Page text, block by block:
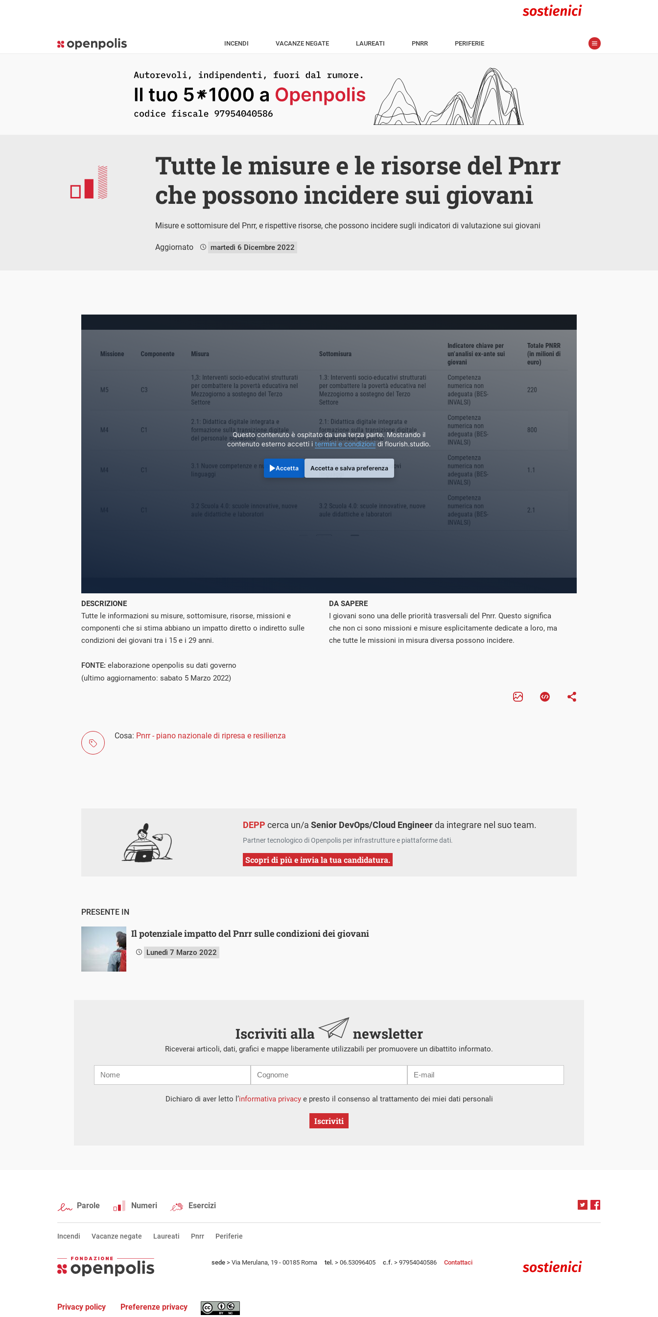
INCENDI VACANZE NEGATE LAUREATI PNRR PERIFERIE
Tutte le misure e le risorse del Pnrr
che possono incidere sui giovani
Misure e sottomisure del Pnrr, e rispettive risorse, che possono incidere sugli indicatori di valutazione sui giovani
Aggiornato martedì 6 Dicembre 2022
Questo contenuto è ospitato da una terza parte. Mostrando il
contenuto esterno accetti i termini e condizioni di flourish.studio.
Accetta Accetta e salva preferenza
DESCRIZIONE
Tutte le informazioni su misure, sottomisure, risorse, missioni e
componenti che si stima abbiano un impatto diretto o indiretto sulle
condizioni dei giovani tra i 15 e i 29 anni.
DA SAPERE
I giovani sono una delle priorità trasversali del Pnrr. Questo significa
che non ci sono missioni e misure esplicitamente dedicate a loro, ma
che tutte le missioni in misura diversa possono incidere.
FONTE: elaborazione openpolis su dati governo
(ultimo aggiornamento: sabato 5 Marzo 2022)
Cosa: Pnrr - piano nazionale di ripresa e resilienza
DEPP cerca un/aSenior DevOps/Cloud Engineerda integrare nel suo team.
Partner tecnologico di Openpolis per infrastrutture e piattaforme dati.
Scopri di più e invia la tua candidatura.
PRESENTE IN
Il potenziale impatto del Pnrr sulle condizioni dei giovani
Lunedì 7 Marzo 2022
Iscriviti alla newsletter
Riceverai articoli, dati, grafici e mappe liberamente utilizzabili per promuovere un dibattito informato.
mail
Dichiaro di aver letto l’informativa privacye presto il consenso al trattamento dei miei dati personali
Iscriviti
Parole Numeri Esercizi
Incendi Vacanze negate Laureati Pnrr Periferie
sede > Via Merulana, 19 - 00185 Roma tel. > 06.53096405 c.f. > 97954040586 Contattaci
Privacy policy Preferenze privacy